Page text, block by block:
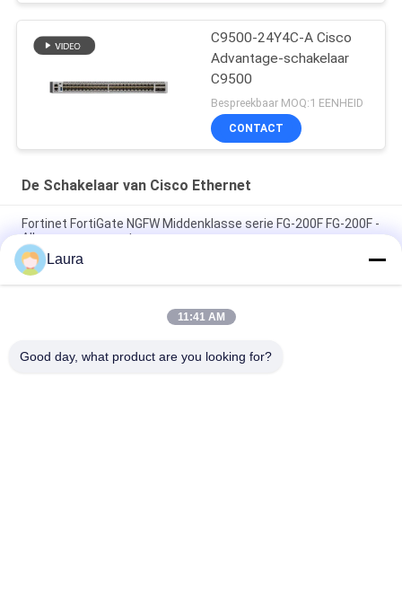
C9500-24Y4C-A Cisco
Advantage-schakelaar
C9500
Bespreekbaar MOQ:1 EENHEID
CONTACT
De Schakelaar van Cisco Ethernet
Fortinet FortiGate NGFW Middenklasse serie FG-200F FG-200F -
Alleen voor apparaten
C9200L-48P-4G-E, Cisco Catalyst 9200L Switch, 48xPoE+
4x1G Uplink Netwerkbenodigdheden
C9200-24T-A, Cisco Catalyst 9200 Switch, 24xGE-
Laura
11:41 AM
Good day, what product are you looking for?